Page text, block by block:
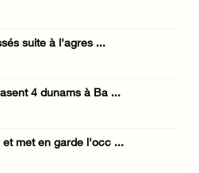
suite à l'agres ...
4 dunams à Ba ...
met en garde l'occ ...